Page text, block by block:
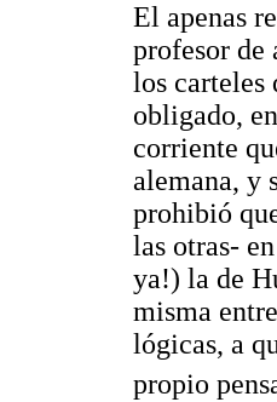
El apenas
profesor de
los carteles
obligado,
corriente
alemana, y
prohibió
las otras-
ya!) la de
misma
lógicas, a
propio